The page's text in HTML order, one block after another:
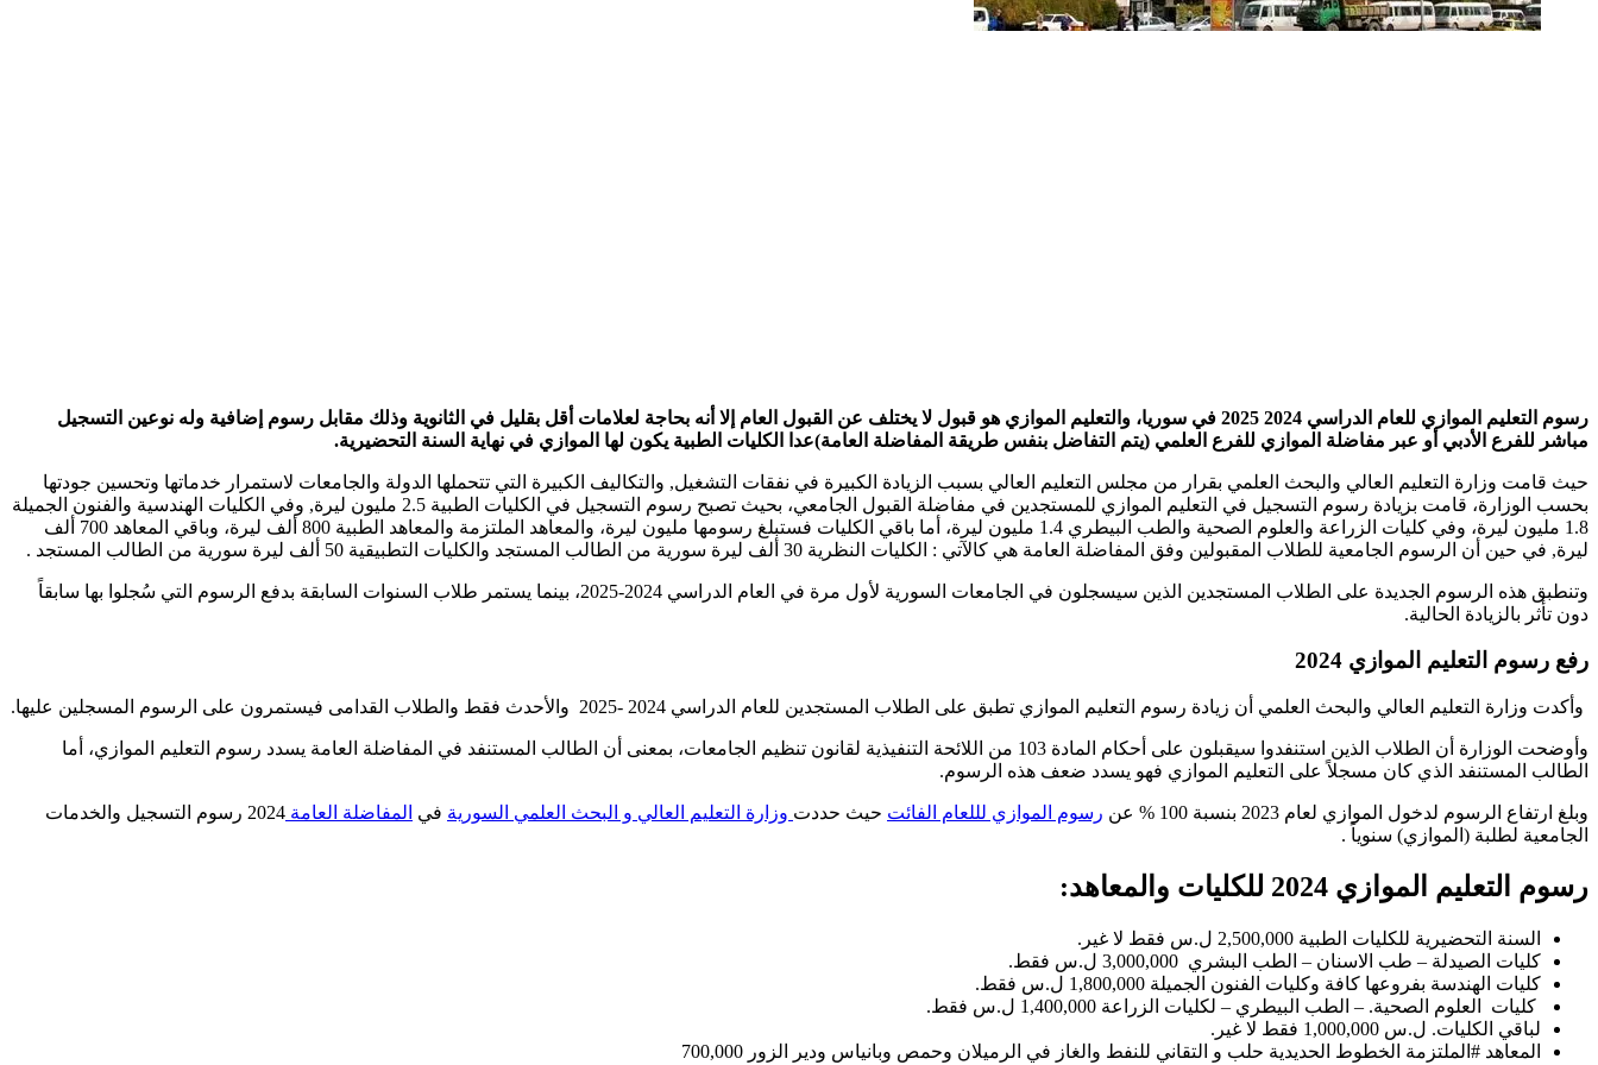
رسوم التعليم الموازي للعام الدراسي 2024 2025 في سوريا، والتعليم الموازي هو قبول لا يختلف عن القبول العام إلا أنه بحاجة لعلامات أقل بقليل في الثانوية وذلك مقابل رسوم إضافية وله نوعين التسجيل
مباشر للفرع الأدبي أو عبر مفاضلة الموازي للفرع العلمي (يتم التفاضل بنفس طريقة المفاضلة العامة)عدا الكليات الطبية يكون لها الموازي في نهاية السنة التحضيرية.
حيث قامت وزارة التعليم العالي والبحث العلمي بقرار من مجلس التعليم العالي بسبب الزيادة الكبيرة في نفقات التشغيل, والتكاليف الكبيرة التي تتحملها الدولة والجامعات لاستمرار خدماتها وتحسين جودتها
بحسب الوزارة، قامت بزيادة رسوم التسجيل في التعليم الموازي للمستجدين في مفاضلة القبول الجامعي، بحيث تصبح رسوم التسجيل في الكليات الطبية 2.5 مليون ليرة, وفي الكليات الهندسية والفنون الجميلة
1.8 مليون ليرة، وفي كليات الزراعة والعلوم الصحية والطب البيطري 1.4 مليون ليرة، أما باقي الكليات فستبلغ رسومها مليون ليرة، والمعاهد الملتزمة والمعاهد الطبية 800 ألف ليرة، وباقي المعاهد 700 ألف
ليرة, في حين أن الرسوم الجامعية للطلاب المقبولين وفق المفاضلة العامة هي كالآتي : الكليات النظرية 30 ألف ليرة سورية من الطالب المستجد والكليات التطبيقية 50 ألف ليرة سورية من الطالب المستجد .
وتنطبق هذه الرسوم الجديدة على الطلاب المستجدين الذين سيسجلون في الجامعات السورية لأول مرة في العام الدراسي 2024-2025، بينما يستمر طلاب السنوات السابقة بدفع الرسوم التي سُجلوا بها سابقاً
دون تأثر بالزيادة الحالية.
رفع رسوم التعليم الموازي 2024
وأكدت وزارة التعليم العالي والبحث العلمي أن زيادة رسوم التعليم الموازي تطبق على الطلاب المستجدين للعام الدراسي 2024 -2025 والأحدث فقط والطلاب القدامى فيستمرون على الرسوم المسجلين عليها.
وأوضحت الوزارة أن الطلاب الذين استنفدوا سيقبلون على أحكام المادة 103 من اللائحة التنفيذية لقانون تنظيم الجامعات، بمعنى أن الطالب المستنفد في المفاضلة العامة يسدد رسوم التعليم الموازي، أما
الطالب المستنفد الذي كان مسجلاً على التعليم الموازي فهو يسدد ضعف هذه الرسوم.
وبلغ ارتفاع الرسوم لدخول الموازي لعام 2023 بنسبة 100 % عن رسوم الموازي لللعام الفائت حيث حددت وزارة التعليم العالي و البحث العلمي السورية في المفاضلة العامة
2024 رسوم التسجيل والخدمات
الجامعية لطلبة (الموازي) سنوياً .
رسوم التعليم الموازي 2024 للكليات والمعاهد:
السنة التحضيرية للكليات الطبية 2,500,000 ل.س فقط لا غير.
كليات الصيدلة – طب الاسنان – الطب البشري 3,000,000 ل.س فقط.
كليات الهندسة بفروعها كافة وكليات الفنون الجميلة 1,800,000 ل.س فقط.
كليات العلوم الصحية. – الطب البيطري – لكليات الزراعة 1,400,000 ل.س فقط.
لباقي الكليات. ل.س 1,000,000 فقط لا غير.
المعاهد #الملتزمة الخطوط الحديدية حلب و التقاني للنفط والغاز في الرميلان وحمص وبانياس ودير الزور 700,000